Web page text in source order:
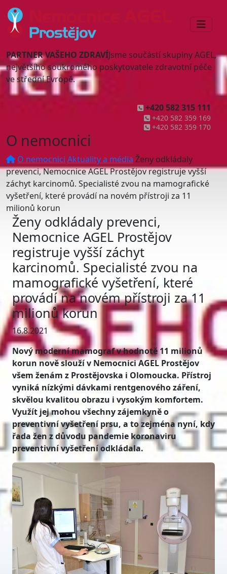
PARTNER VAŠEHO ZDRAVÍJsme součástí skupiny AGEL,
největšího soukromého poskytovatele zdravotní péče
ve střední Evropě.
+420 582 315 111
+420 582 359 169
+420 582 359 170
O nemocnici
O nemocnici Aktuality a média Ženy odkládaly
prevenci, Nemocnice AGEL Prostějov registruje vyšší
záchyt karcinomů. Specialisté zvou na mamografické
vyšetření, které provádí na novém přístroji za 11
milionů korun
Ženy odkládaly prevenci,
Nemocnice AGEL Prostějov
registruje vyšší záchyt
karcinomů. Specialisté zvou na
mamografické vyšetření, které
provádí na novém přístroji za 11
milionů korun
16.8.2021
Nový moderní mamograf v hodnotě 11 milionů
korun nově slouží v Nemocnici AGEL Prostějov
všem ženám z Prostějovska i Olomoucka. Přístroj
vyniká nízkými dávkami rentgenového záření,
skvělou kvalitou obrazu i vysokým komfortem.
Využít jej mohou všechny zájemkyně o
preventivní vyšetření prsu, a to zejména nyní, kdy
řada žen z důvodu pandemie koronaviru
preventivní vyšetření odkládala.